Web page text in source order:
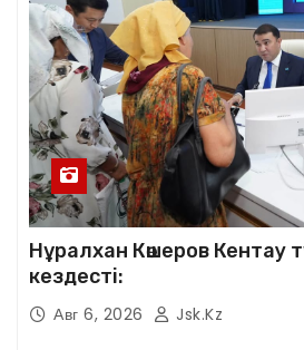
Нұралхан Көшеров Кентау
кездесті:
Авг 6, 2026 Jsk.kz